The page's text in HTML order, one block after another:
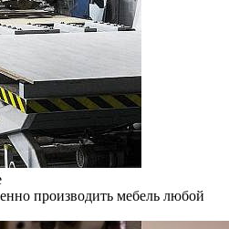
производить мебель любой